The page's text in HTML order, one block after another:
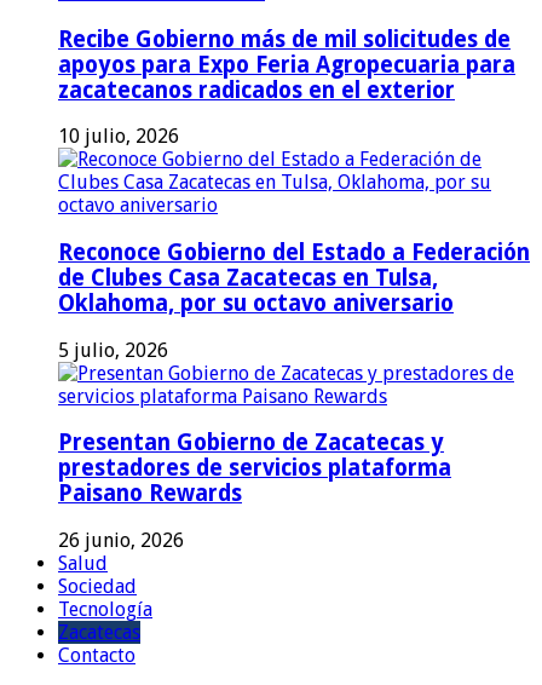
Recibe Gobierno más de mil solicitudes de
apoyos para Expo Feria Agropecuaria para
zacatecanos radicados en el exterior
10 julio, 2026
Reconoce Gobierno del Estado a Federación
de Clubes Casa Zacatecas en Tulsa,
Oklahoma, por su octavo aniversario
5 julio, 2026
Presentan Gobierno de Zacatecas y
prestadores de servicios plataforma
Paisano Rewards
26 junio, 2026
Salud
Sociedad
Tecnología
Zacatecas
Contacto